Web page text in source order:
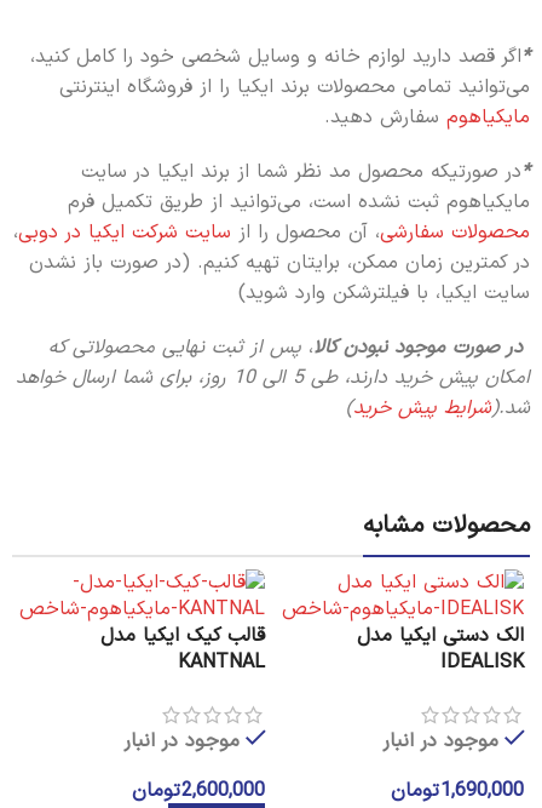
*اگر قصد دارید لوازم خانه و وسایل شخصی خود را کامل کنید،
می‌توانید تمامی محصولات برند ایکیا را از فروشگاه اینترنتی
مایکیاهوم سفارش دهید.
*در صورتیکه محصول مد نظر شما از برند ایکیا در سایت
مایکیاهوم ثبت نشده است، می‌توانید از طریق تکمیل فرم
محصولات سفارشی، آن محصول را از سایت شرکت ایکیا در دوبی،
در کمترین زمان ممکن، برایتان تهیه کنیم. (در صورت باز نشدن
سایت ایکیا، با فیلترشکن وارد شوید)
در صورت موجود نبودن کالا، پس از ثبت نهایی محصولاتی که
امکان پیش خرید دارند، طی 5 الی 10 روز،
برای شما ارسال خواهد
شد.(شرایط پیش خرید)
محصولات مشابه
الک دستی ایکیا مدل
IDEALISK
موجود در انبار
1,690,000تومان
قالب کیک ایکیا مدل
KANTNAL
موجود در انبار
2,600,000تومان